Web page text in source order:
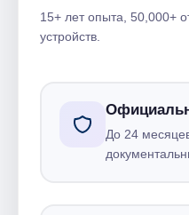
15+ лет опыта, 50,000+
устройств.
До 24